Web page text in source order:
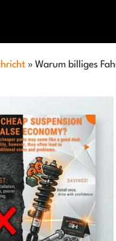
» Warum billiges